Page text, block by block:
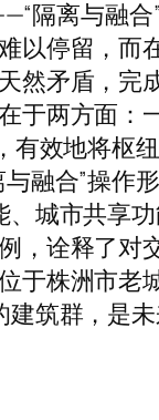
隔离与融
以停留，而
然矛盾，完
于两方面：
有效地将枢
融合”操作
、城市共享
，诠释了对
于株洲市老
筑群，是